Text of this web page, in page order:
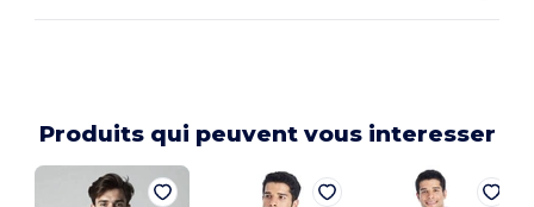
Produits qui peuvent vous interesser